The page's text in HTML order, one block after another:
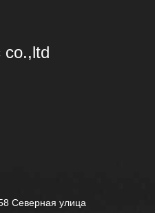
co.,ltd
Северная улица